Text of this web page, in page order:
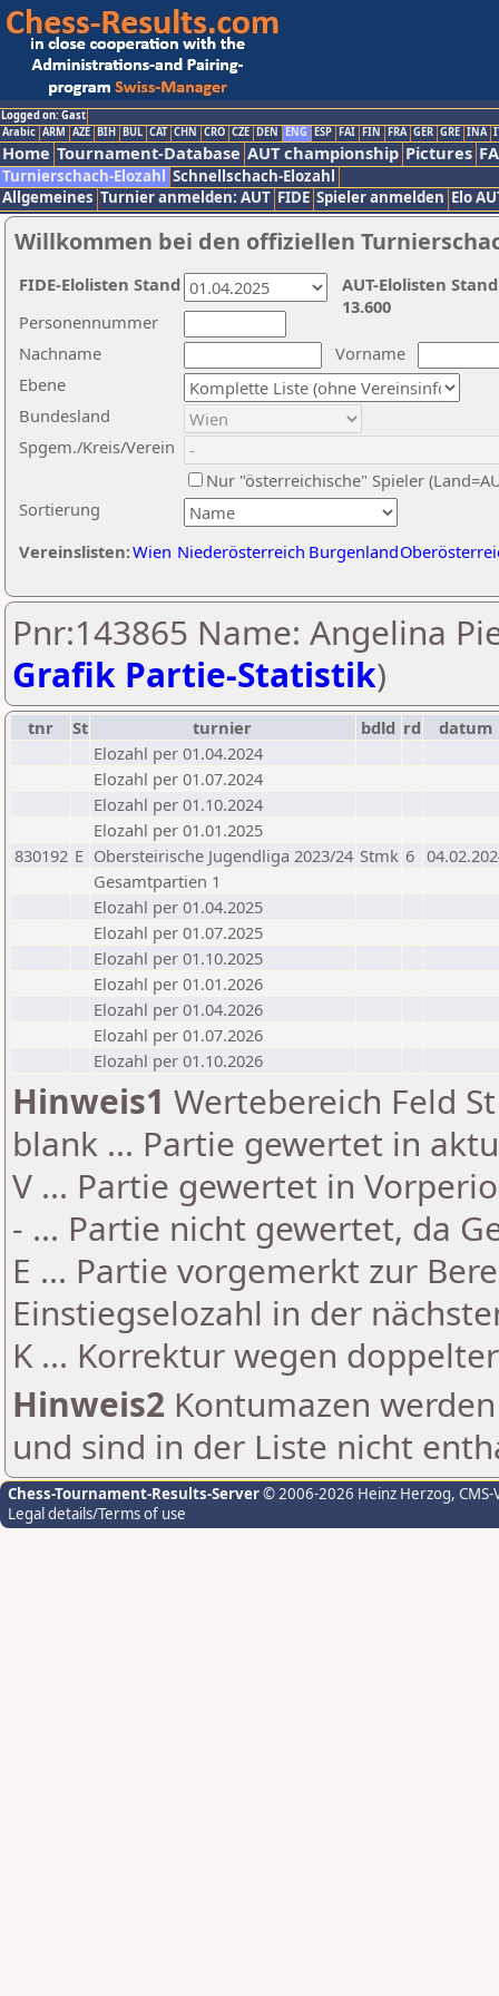
Logged on: Gast
Arabic ARM AZE BIH BUL CAT CHN CRO CZE DEN ENG ESP FAI FIN FRA GER GRE INA
Home Tournament-Database AUT championship Pictures
Turnierschach-Elozahl Schnellschach-Elozahl
Allgemeines Turnier anmelden: AUT FIDE Spieler anmelden Elo
Willkommen bei den offiziellen
Nachname
Vorname
Ebene
Sortierung
Personennummer
Bundesland
Spgem./Kreis/Verein
Nur "österreichische" Spieler
Vereinslisten:Wien Niederösterreich Burgenland
AUT-Elolisten
13.600
FIDE-Elolisten Stand
Pnr:143865 Name: Angelina
Grafik Partie-Statistik)
tnr St turnier bdld rd
datum
Elozahl per 01.04.2024
Elozahl per 01.07.2024
Elozahl per 01.10.2024
Elozahl per 01.01.2025
830192 E Obersteirische Jugendliga 2023/24 Stmk 6
Gesamtpartien 1
Elozahl per 01.04.2025
Elozahl per 01.07.2025
Elozahl per 01.10.2025
Elozahl per 01.01.2026
Elozahl per 01.04.2026
Elozahl per 01.07.2026
Elozahl per 01.10.2026
Hinweis1 Wertebereich Feld
blank ... Partie gewertet in
V ... Partie gewertet in
- ... Partie nicht gewertet, da
E ... Partie vorgemerkt zur
Einstiegselozahl in der
K ... Korrektur wegen
Hinweis2 Kontumazen
und sind in der Liste nicht
Chess-Tournament-Results-Server© 2006-2026 Heinz Herzog,
Legal details/Terms of use